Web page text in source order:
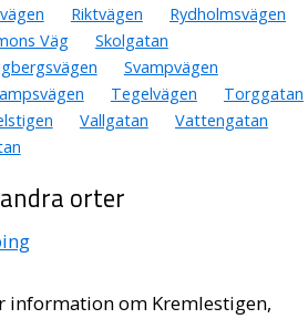
Riktvägen
Rydholmsvägen
Väg
Skolgatan
Svampvägen
Tegelvägen
Torggatan
Vallgatan
Vattengatan
orter
information om Kremlestigen,